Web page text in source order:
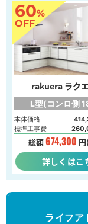
60%
OFF
rakuera ラク
L型(コンロ側
本体価格
標準工事費
総額674,300
詳しくはこ
ライフア